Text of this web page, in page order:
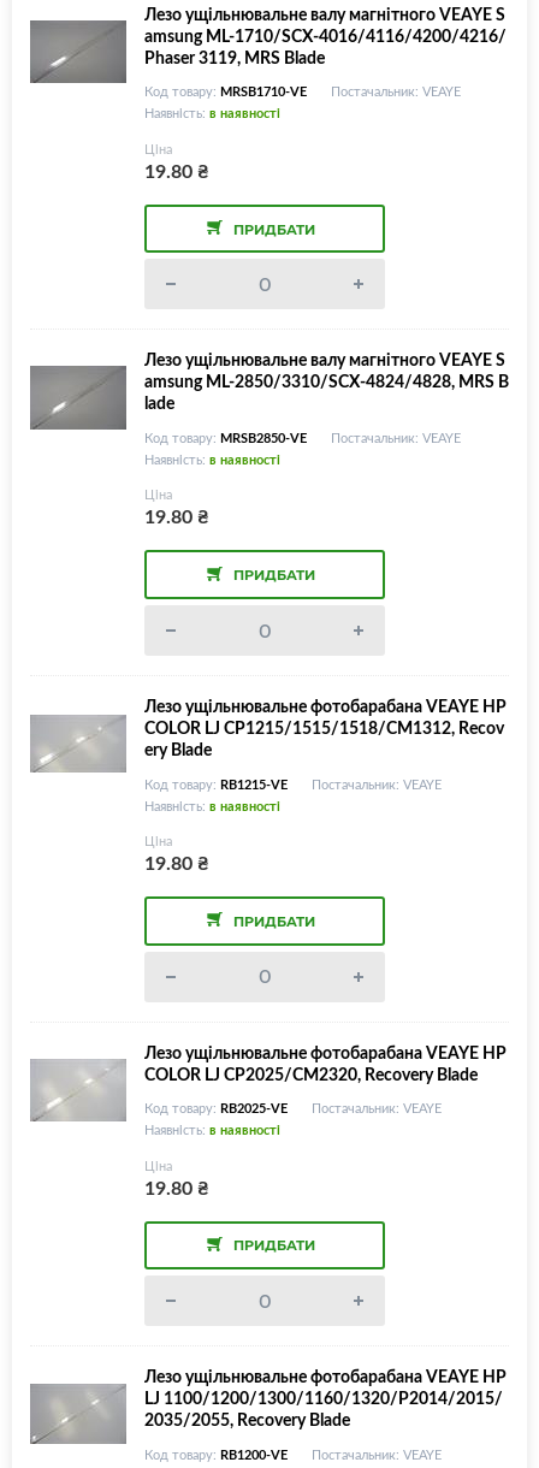
Лезо ущільнювальне валу магнітного VEAYE S
amsung ML-1710/SCX-4016/4116/4200/4216/
Phaser 3119, MRS Blade
Код товару: MRSB1710-VE
Постачальник: VEAYE
Наявність: в наявності
Ціна
19.80₴
ПРИДБАТИ
Лезо ущільнювальне валу магнітного VEAYE S
amsung ML-2850/3310/SCX-4824/4828, MRS B
lade
Код товару: MRSB2850-VE
Постачальник: VEAYE
Наявність: в наявності
Ціна
19.80₴
ПРИДБАТИ
Лезо ущільнювальне фотобарабана VEAYE HP
COLOR LJ CP1215/1515/1518/CM1312, Recov
ery Blade
Код товару: RB1215-VE
Постачальник: VEAYE
Наявність: в наявності
Ціна
19.80₴
ПРИДБАТИ
Лезо ущільнювальне фотобарабана VEAYE HP
COLOR LJ CP2025/CM2320, Recovery Blade
Код товару: RB2025-VE
Постачальник: VEAYE
Наявність: в наявності
Ціна
19.80₴
ПРИДБАТИ
Лезо ущільнювальне фотобарабана VEAYE HP
LJ 1100/1200/1300/1160/1320/P2014/2015/
2035/2055, Recovery Blade
Код товару: RB1200-VE
Постачальник: VEAYE